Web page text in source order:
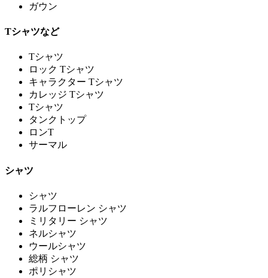
ガウン
Tシャツなど
Tシャツ
ロック Tシャツ
キャラクター Tシャツ
カレッジ Tシャツ
Tシャツ
タンクトップ
ロンT
サーマル
シャツ
シャツ
ラルフローレン シャツ
ミリタリー シャツ
ネルシャツ
ウールシャツ
総柄 シャツ
ポリシャツ